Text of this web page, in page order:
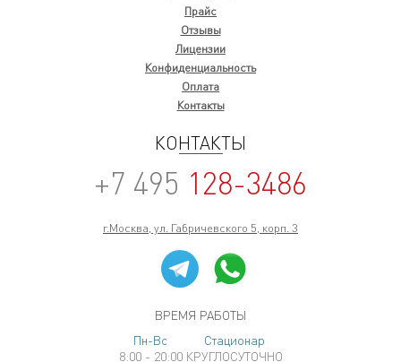
Прайс
Отзывы
Лицензии
Конфиденциальность
Оплата
Контакты
КОНТАКТЫ
+7 495 128-3486
г.Москва, ул. Габричевского 5, корп. 3
ВРЕМЯ РАБОТЫ
Пн-Вс
8:00 - 20:00
Стационар
КРУГЛОСУТОЧНО